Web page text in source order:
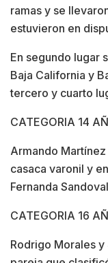
ramas y se
estuvieron en
En segundo lugar
Baja California y
tercero y cuarto
CATEGORIA 14
Armando
casaca varonil y
Fernanda
CATEGORIA 16
Rodrigo Morales